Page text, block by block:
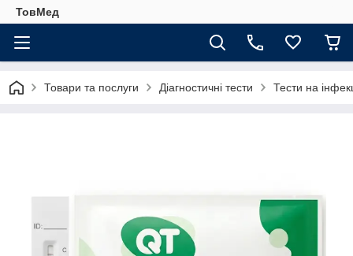
ТовМед
Товари та послуги Діагностичні тести Тести на